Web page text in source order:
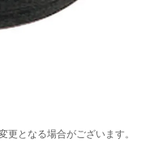
となる場合がございます。